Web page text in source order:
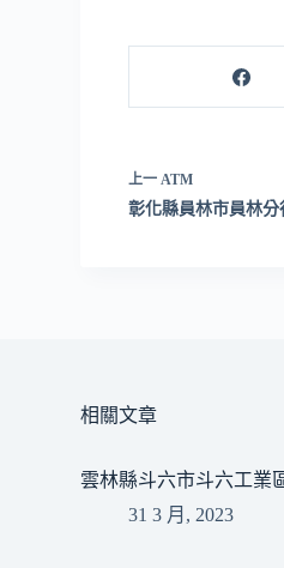
上一ATM
彰化縣員林市員林
相關文章
雲林縣斗六市斗六工業
31 3 月, 2023